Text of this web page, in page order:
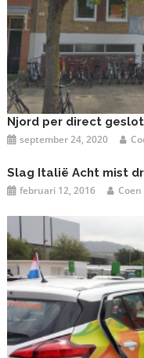
Njord per direct
september 24, 2020
Slag Italië Acht mist
februari 12, 2016